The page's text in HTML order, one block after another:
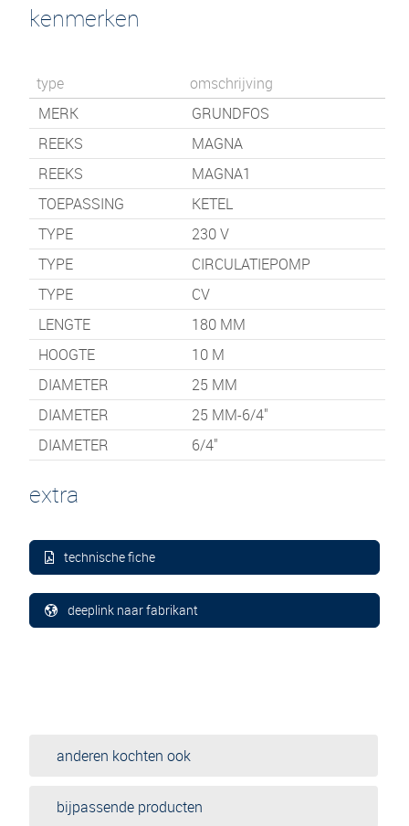
kenmerken
type
omschrijving
MERK
GRUNDFOS
REEKS
MAGNA
REEKS
MAGNA1
TOEPASSING
KETEL
TYPE
230 V
TYPE
CIRCULATIEPOMP
TYPE
CV
LENGTE
180 MM
HOOGTE
10 M
DIAMETER
25 MM
DIAMETER
25 MM-6/4"
DIAMETER
6/4"
extra
technische fiche
deeplink naar fabrikant
anderen kochten ook
bijpassende producten